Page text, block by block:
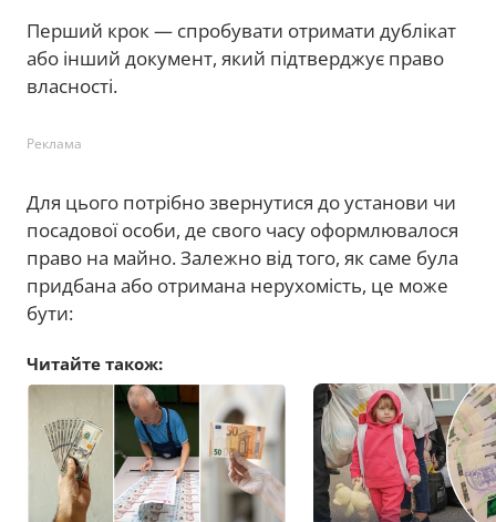
Перший крок — спробувати отримати дублікат
або інший документ, який підтверджує право
власності.
Реклама
Для цього потрібно звернутися до установи чи
посадової особи, де свого часу оформлювалося
право на майно. Залежно від того, як саме була
придбана або отримана нерухомість, це може
бути:
Читайте також: